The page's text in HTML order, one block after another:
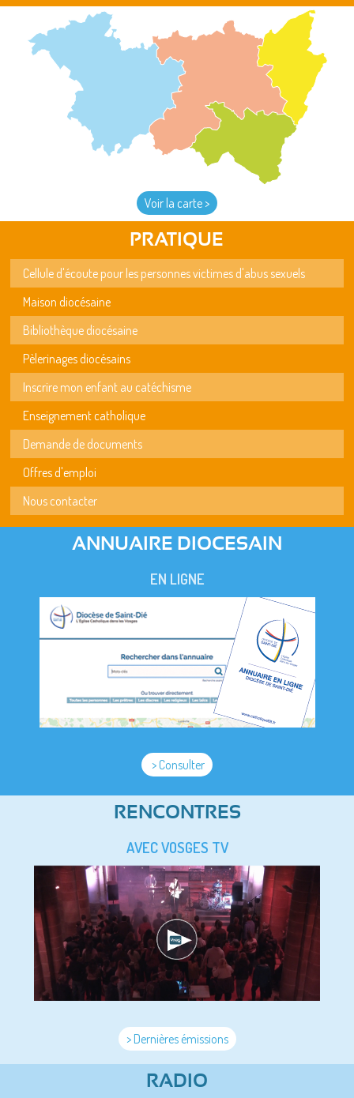
Voir la carte >
PRATIQUE
Cellule d'écoute pour les personnes victimes d'abus sexuels
Maison diocésaine
Bibliothèque diocésaine
Pèlerinages diocésains
Inscrire mon enfant au catéchisme
Enseignement catholique
Demande de documents
Offres d'emploi
Nous contacter
ANNUAIRE DIOCESAIN
EN LIGNE
> Consulter
RENCONTRES
AVEC VOSGES TV
> Dernières émissions
RADIO